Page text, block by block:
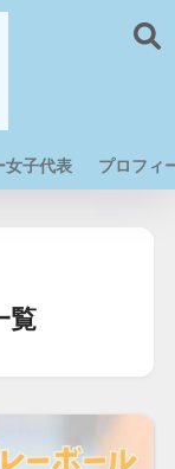
女子代表 プロフィ
覧